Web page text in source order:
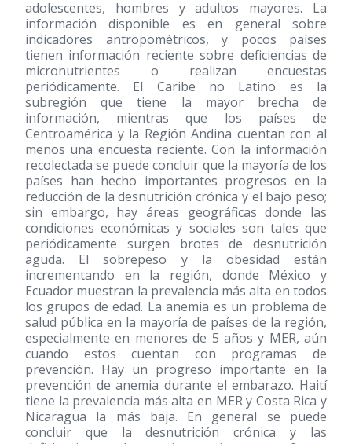
adolescentes, hombres y adultos mayores. La
información disponible es en general sobre
indicadores antropométricos, y pocos países
tienen información reciente sobre deficiencias de
micronutrientes o realizan encuestas
periódicamente. El Caribe no Latino es la
subregión que tiene la mayor brecha de
información, mientras que los países de
Centroamérica y la Región Andina cuentan con al
menos una encuesta reciente. Con la información
recolectada se puede concluir que la mayoría de los
países han hecho importantes progresos en la
reducción de la desnutrición crónica y el bajo peso;
sin embargo, hay áreas geográficas donde las
condiciones económicas y sociales son tales que
periódicamente surgen brotes de desnutrición
aguda. El sobrepeso y la obesidad están
incrementando en la región, donde México y
Ecuador muestran la prevalencia más alta en todos
los grupos de edad. La anemia es un problema de
salud pública en la mayoría de países de la región,
especialmente en menores de 5 años y MER, aún
cuando estos cuentan con programas de
prevención. Hay un progreso importante en la
prevención de anemia durante el embarazo. Haití
tiene la prevalencia más alta en MER y Costa Rica y
Nicaragua la más baja. En general se puede
concluir que la desnutrición crónica y las